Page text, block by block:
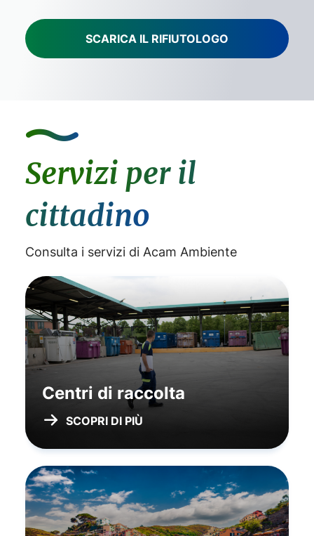
SCARICA IL RIFIUTOLOGO
Servizi per il
cittadino
Consulta i servizi di Acam Ambiente
Centri di raccolta
SCOPRI DI PIÙ